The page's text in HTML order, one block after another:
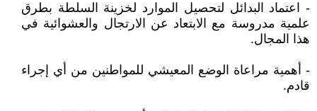
- اعتماد البدائل لتحصيل الموارد لخزينة السلطة بطرق
علمية مدروسة مع الابتعاد عن الارتجال والعشوائية في
هذا المجال.
- أهمية مراعاة الوضع المعيشي للمواطنين من أي إجراء
قادم.